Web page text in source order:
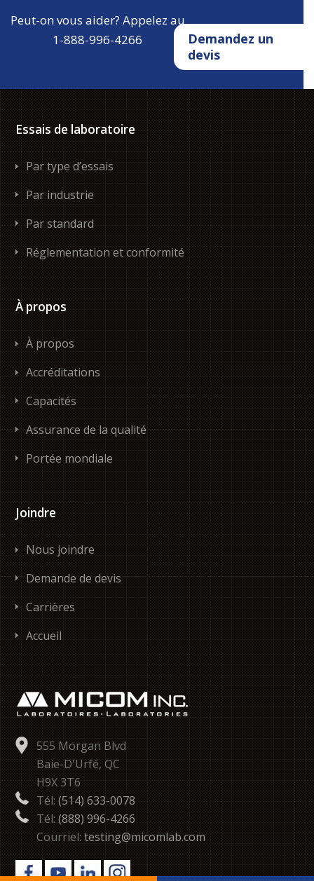
Peut-on vous aider? Appelez au
1-888-996-4266
Demandez un
devis
Essais de laboratoire
Par type d’essais
Par industrie
Par standard
Réglementation et conformité
À propos
À propos
Accréditations
Capacités
Assurance de la qualité
Portée mondiale
Joindre
Nous joindre
Demande de devis
Carrières
Accueil
555 Morgan Blvd
Baie-D'Urfé, QC
H9X 3T6
Tél:(514) 633-0078
Tél:(888) 996-4266
Courriel: testing@micomlab.com